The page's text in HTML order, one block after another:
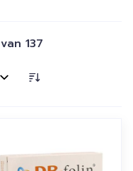
van 137